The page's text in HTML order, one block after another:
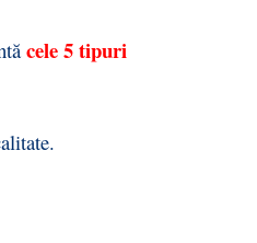
cele 5 tipuri